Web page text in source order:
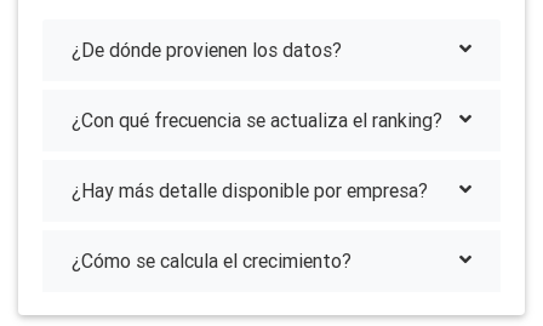
¿De dónde provienen los datos?
¿Con qué frecuencia se actualiza el ranking?
¿Hay más detalle disponible por empresa?
¿Cómo se calcula el crecimiento?